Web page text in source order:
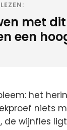
met
een
het
niets
wijnfles